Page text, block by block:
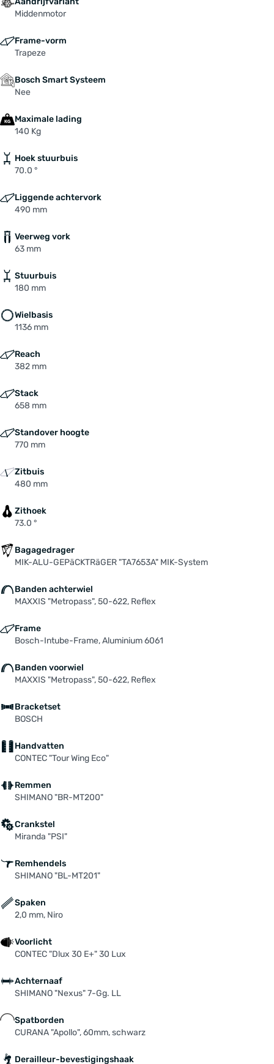
Middenmotor
Frame-vorm
Trapeze
Bosch Smart Systeem
Nee
Maximale lading
140 Kg
Hoek stuurbuis
70.0 °
Liggende achtervork
490 mm
Veerweg vork
63 mm
Stuurbuis
180 mm
Wielbasis
1136 mm
Reach
382 mm
Stack
658 mm
Standover hoogte
770 mm
Zitbuis
480 mm
Zithoek
73.0 °
Bagagedrager
MIK-ALU-GEPäCKTRäGER "TA7653A" MIK-System
Banden achterwiel
MAXXIS "Metropass", 50-622, Reflex
Frame
Bosch-Intube-Frame, Aluminium 6061
Banden voorwiel
MAXXIS "Metropass", 50-622, Reflex
Bracketset
BOSCH
Handvatten
CONTEC "Tour Wing Eco"
Remmen
SHIMANO "BR-MT200"
Crankstel
Miranda "PSI"
Remhendels
SHIMANO "BL-MT201"
Spaken
2,0 mm, Niro
Voorlicht
CONTEC "Dlux 30 E+" 30 Lux
Achternaaf
SHIMANO "Nexus" 7-Gg. LL
Spatborden
CURANA "Apollo", 60mm, schwarz
Derailleur-bevestigingshaak